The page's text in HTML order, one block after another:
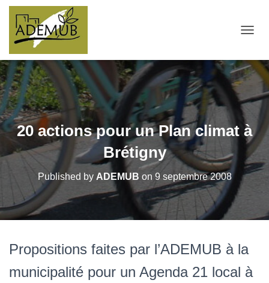
20 actions pour un Plan climat à
Brétigny
Published by ADEMUB on 9 septembre 2008
Propositions faites par l’ADEMUB à la
municipalité pour un Agenda 21 local à